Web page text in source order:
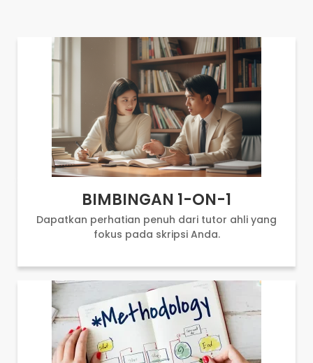
BIMBINGAN 1-ON-1
Dapatkan perhatian penuh dari tutor ahli yang
fokus pada skripsi Anda.